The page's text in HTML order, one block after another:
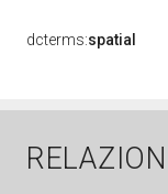
dcterms:spatial